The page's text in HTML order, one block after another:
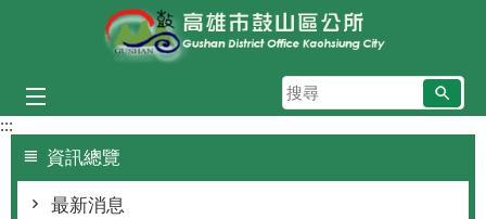
跳到主要內容區塊
搜
尋
:::
資訊總覽
最新消息